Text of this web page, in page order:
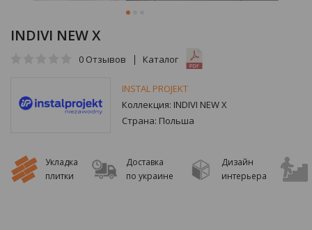
INDIVI NEW X
0 Отзывов Каталог
INSTAL PROJEKT
Коллекция: INDIVI NEW X
Страна: Польша
Укладка
плитки
Доставка
по украине
Дизайн
интерьера